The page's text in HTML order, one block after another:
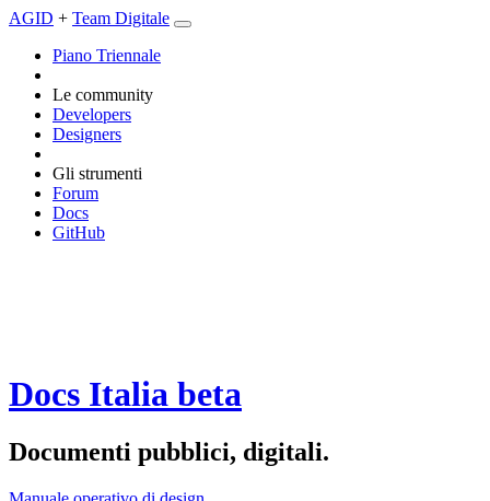
AGID + Team Digitale
Piano Triennale
Le community
Developers
Designers
Gli strumenti
Forum
Docs
GitHub
Docs Italia beta
Documenti pubblici, digitali.